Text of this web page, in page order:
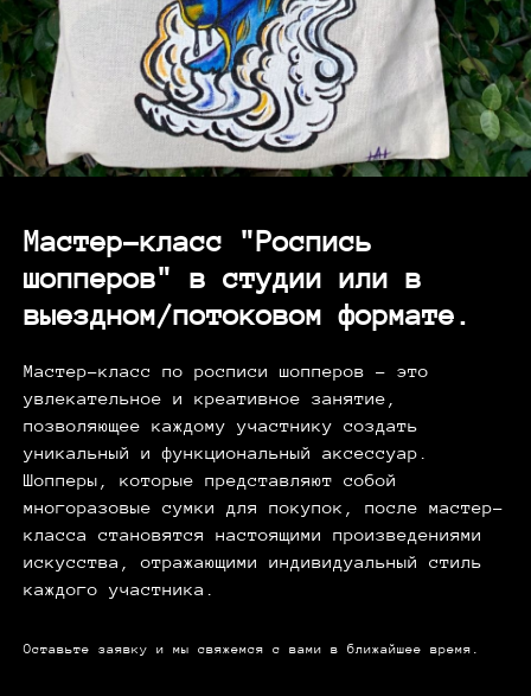
Мастер-класс "Роспись
шопперов" в студии или в
выездном/потоковом формате.
Мастер-класс по росписи шопперов – это
увлекательное и креативное занятие,
позволяющее каждому участнику создать
уникальный и функциональный аксессуар.
Шопперы, которые представляют собой
многоразовые сумки для покупок, после мастер-
класса становятся настоящими произведениями
искусства, отражающими индивидуальный стиль
каждого участника.
Оставьте заявку и мы свяжемся с вами в ближайшее время.